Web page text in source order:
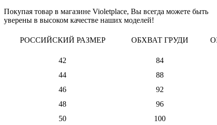
Покупая товар в магазине Violetplace, Вы всегда можете быть
уверены в высоком качестве наших моделей!
РОССИЙСКИЙ РАЗМЕР ОБХВАТ ГРУДИ
42
84
44
88
46
92
48
96
50
100